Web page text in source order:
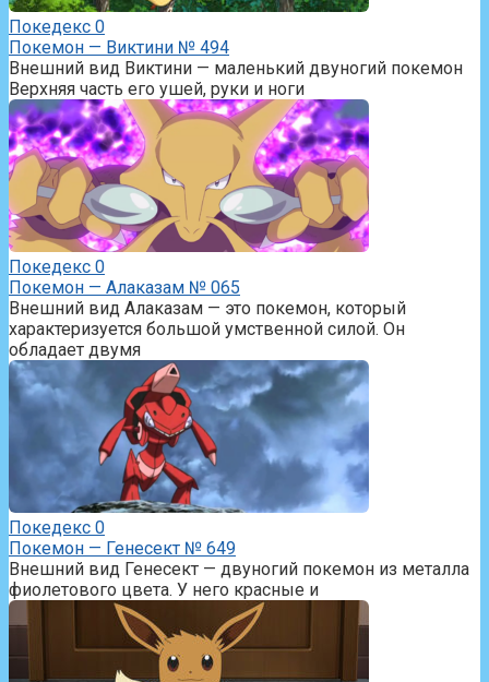
Покедекс 0
Покемон — Виктини № 494
Внешний вид Виктини — маленький двуногий покемон
Верхняя часть его ушей, руки и ноги
Покедекс 0
Покемон — Алаказам № 065
Внешний вид Алаказам — это покемон, который
характеризуется большой умственной силой. Он
обладает двумя
Покедекс 0
Покемон — Генесект № 649
Внешний вид Генесект — двуногий покемон из металла
фиолетового цвета. У него красные и